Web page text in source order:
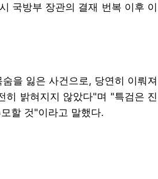
국방부 장관의 결재 번복 이후 이
을 잃은 사건으로, 당연히 이뤄져
히 밝혀지지 않았다"며 "특검은 진
할 것"이라고 말했다.